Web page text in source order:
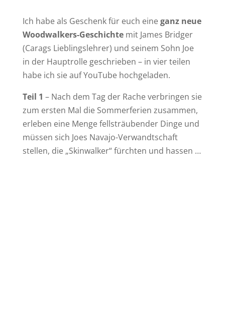
Ich habe als Geschenk für euch eineganz neue
Woodwalkers-Geschichtemit James Bridger
(Carags Lieblingslehrer) und seinem Sohn Joe
in der Hauptrolle geschrieben – in vier teilen
habe ich sie auf YouTube hochgeladen.
Teil 1 – Nach dem Tag der Rache verbringen sie
zum ersten Mal die Sommerferien zusammen,
erleben eine Menge fellsträubender Dinge und
müssen sich Joes Navajo-Verwandtschaft
stellen, die „Skinwalker“ fürchten und hassen …